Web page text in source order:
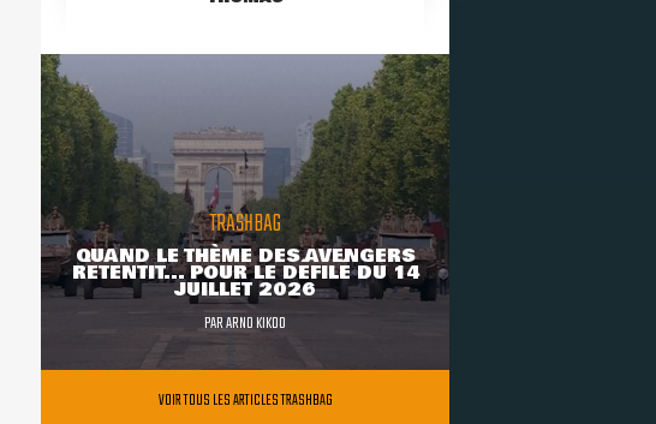
TRASHBAG
QUAND LE THÈME DES AVENGERS
RETENTIT... POUR LE DÉFILÉ DU 14
JUILLET 2026
PARARNO KIKOO
VOIR TOUS LES ARTICLES TRASHBAG